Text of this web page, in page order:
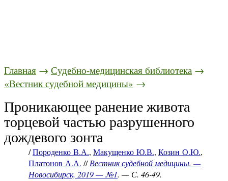
Главная → Судебно-медицинская библиотека →
«Вестник судебной медицины» →
Проникающее ранение живота
торцевой частью разрушенного
дождевого зонта
/Породенко В.А., Макущенко Ю.В., Козин О.Ю.,
Платонов А.А. //Вестник судебной медицины. —
Новосибирск, 2019 — №1. — С. 46-49.